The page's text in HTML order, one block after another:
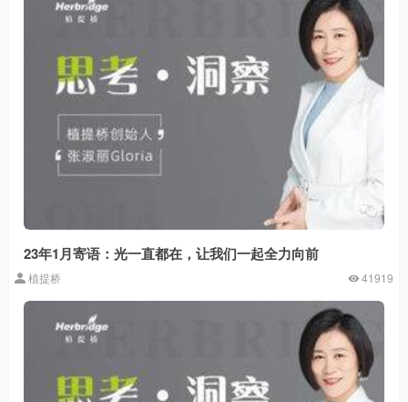
23年1月寄语：光一直都在，让我们一起全力向前
植提桥 41919